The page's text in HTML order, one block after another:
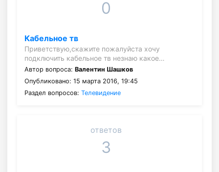
0
Кабельное тв
Приветствую,скажите пожалуйста хочу
подключить кабельное тв незнаю какое…
Автор вопроса: Валентин Шашков
Опубликовано: 15 марта 2016, 19:45
Раздел вопросов: Телевидение
ответов
3